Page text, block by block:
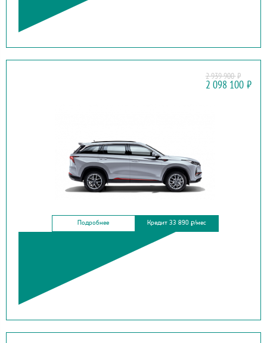
2 939 900₽
2 098 100 ₽
Подробнее Кредит 33 890 ₽/мес